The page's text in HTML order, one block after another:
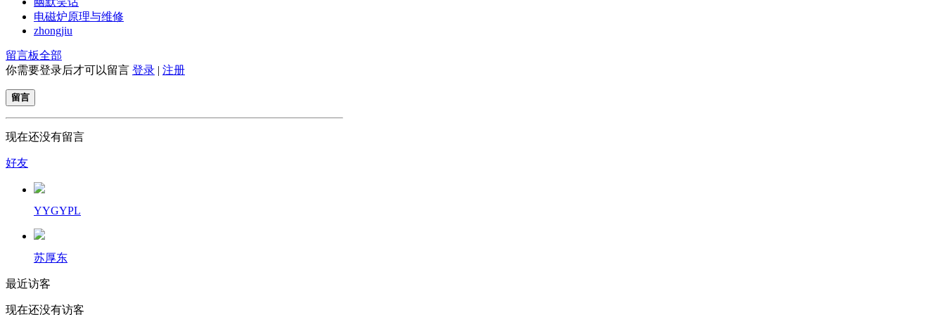
电磁炉原理与维修
zhongjiu
留言板全部
你需要登录后才可以留言 登录 | 注册
留言
现在还没有留言
好友
YYGYPL
苏厚东
最近访客
现在还没有访客